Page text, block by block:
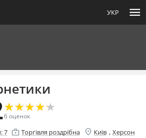
УКР menu
★
★★
★★
★★
★★
★
6оценок
7 enterprise Торгівля роздрібна location_on Київ , Херсон